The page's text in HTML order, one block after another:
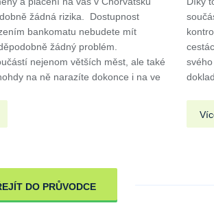
žádná rizika. Dostupnost
bankomatu nebudete mít
žádný problém.
nejenom větších měst, ale také
na ně narazíte dokonce i na ve
DO PRŮVODCE